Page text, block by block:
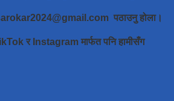
पठाउनु होला।
र Instagram मार्फत पनि हामीसँग